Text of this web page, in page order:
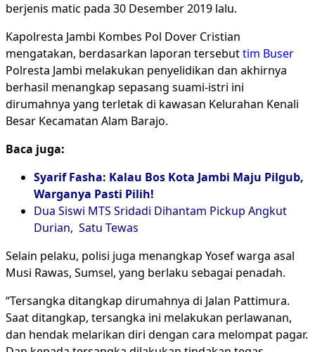
berjenis matic pada 30 Desember 2019 lalu.
Kapolresta Jambi Kombes Pol Dover Cristian
mengatakan, berdasarkan laporan tersebuttim Buser
Polresta Jambi melakukan penyelidikan dan akhirnya
berhasil menangkap sepasang suami-istri ini
dirumahnya yang terletak di kawasan Kelurahan Kenali
Besar Kecamatan Alam Barajo.
Baca juga:
Syarif Fasha: Kalau Bos Kota Jambi Maju Pilgub,
Warganya Pasti Pilih!
Dua Siswi MTS Sridadi Dihantam Pickup Angkut
Durian, Satu Tewas
Selain pelaku, polisi juga menangkap Yosef warga asal
Musi Rawas, Sumsel, yang berlaku sebagai penadah.
“Tersangka ditangkap dirumahnya di Jalan Pattimura.
Saat ditangkap, tersangka ini melakukan perlawanan,
dan hendak melarikan diri dengan cara melompat pagar.